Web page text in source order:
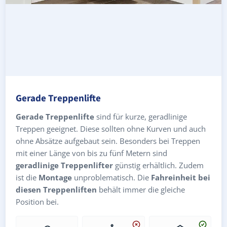
Gerade Treppenlifte
Gerade Treppenlifte sind für kurze, geradlinige
Treppen geeignet. Diese sollten ohne Kurven und auch
ohne Absätze aufgebaut sein. Besonders bei Treppen
mit einer Länge von bis zu fünf Metern sind
geradlinige Treppenlifter günstig erhältlich. Zudem
ist die Montage unproblematisch. Die Fahreinheit bei
diesen Treppenliften behält immer die gleiche
Position bei.